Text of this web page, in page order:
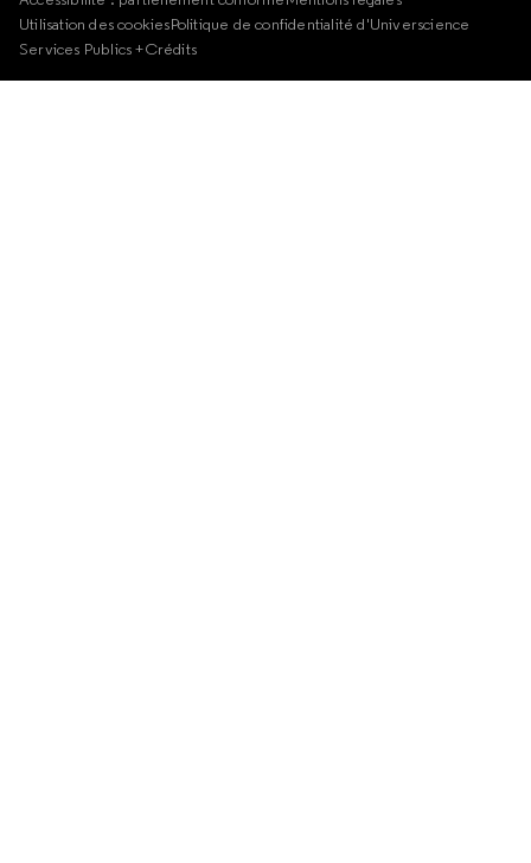
Utilisation des cookiesPolitique de confidentialité d'Universcience
Services Publics +Crédits